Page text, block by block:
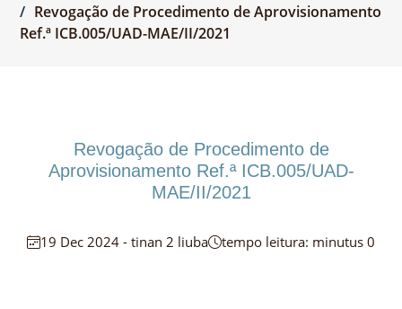
Revogação de Procedimento de Aprovisionamento
Ref.ª ICB.005/UAD-MAE/II/2021
Revogação de Procedimento de
Aprovisionamento Ref.ª ICB.005/UAD-
MAE/II/2021
19 Dec 2024 - tinan 2 liuba tempo leitura: minutus 0